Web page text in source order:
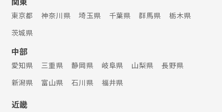
東京都 神奈川県 埼玉県 千葉県 群馬県
栃木県
茨城県
中部
愛知県 三重県 静岡県 岐阜県 山梨県
長野県
新潟県
富山県 石川県 福井県
近畿